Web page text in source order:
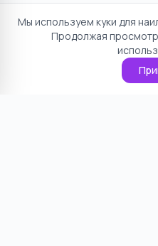
Мы используем куки для
Продолжая